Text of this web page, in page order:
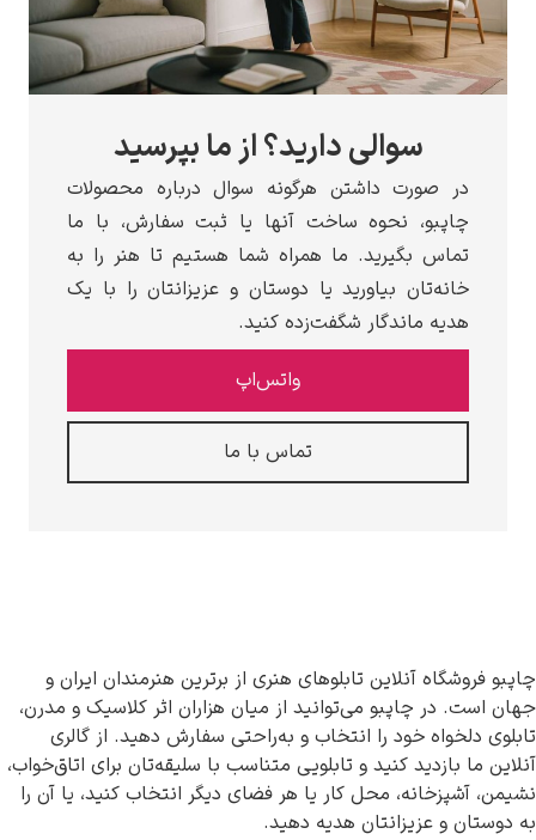
سوالی دارید؟ از ما بپرسید
در صورت داشتن هرگونه سوال درباره محصولات
چاپبو، نحوه ساخت آنها یا ثبت سفارش، با ما
تماس بگیرید. ما همراه شما هستیم تا هنر را به
خانه‌تان بیاورید یا دوستان و عزیزانتان را با یک
هدیه ماندگار شگفت‌زده کنید.
واتس‌اپ
تماس با ما
فروشگاه آنلاین تابلوهای هنری از برترین هنرمندان ایران و
است. در چاپبو می‌توانید از میان هزاران اثر کلاسیک و مدرن،
دلخواه خود را انتخاب و به‌راحتی سفارش دهید. از گالری
ما بازدید کنید و تابلویی متناسب با سلیقه‌تان برای اتاق‌خواب،
آشپزخانه، محل کار یا هر فضای دیگر انتخاب کنید، یا آن را
دوستان و عزیزانتان هدیه دهید.